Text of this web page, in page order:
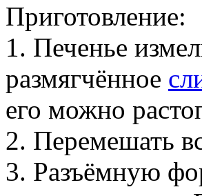
Приготовление:
1. Печенье
размягчённое
его можно
2. Перемешать
3. Разъёмную